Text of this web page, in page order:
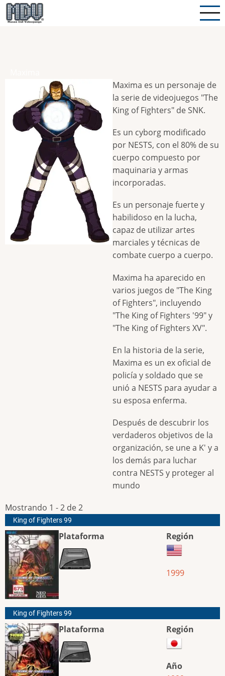
Pasar
al
Maxima es un personaje de
la serie de videojuegos "The
King of Fighters" de SNK.
Es un cyborg modificado
por NESTS, con el 80% de su
cuerpo compuesto por
maquinaria y armas
incorporadas.
Es un personaje fuerte y
habilidoso en la lucha,
capaz de utilizar artes
marciales y técnicas de
combate cuerpo a cuerpo.
Maxima ha aparecido en
varios juegos de "The King
of Fighters", incluyendo
"The King of Fighters '99" y
"The King of Fighters XV".
En la historia de la serie,
Maxima es un ex oficial de
policía y soldado que se
unió a NESTS para ayudar a
su esposa enferma.
Después de descubrir los
verdaderos objetivos de la
organización, se une a K' y a
los demás para luchar
contra NESTS y proteger al
mundo
Mostrando 1 - 2 de 2
King of Fighters 99
Plataforma Región
1999
King of Fighters 99
Plataforma Región
Año